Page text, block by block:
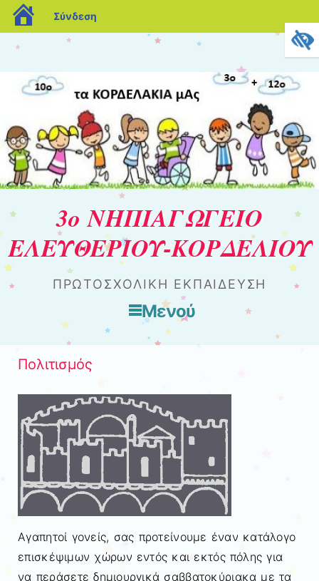
blogs.sch.gr
Σύνδεση
3ο ΝΗΠΙΑΓΩΓΕΙΟ
ΕΛΕΥΘΕΡΙΟΥ-ΚΟΡΔΕΛΙΟΥ
ΠΡΩΤΟΣΧΟΛΙΚΗ ΕΚΠΑΙΔΕΥΣΗ
Μενού
Μετάβαση στο περιεχόμενο
Πολιτισμός
Αγαπητοί γονείς, σας προτείνουμε έναν κατάλογο
επισκέψιμων χώρων εντός και εκτός πόλης για
να περάσετε δημιουργικά σαββατοκύριακα με τα